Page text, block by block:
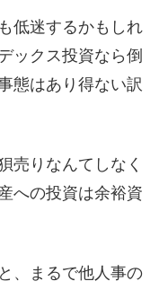
低迷するかもしれ
ックス投資なら倒
態はあり得ない訳
売りなんてしなく
への投資は余裕資
、まるで他人事の